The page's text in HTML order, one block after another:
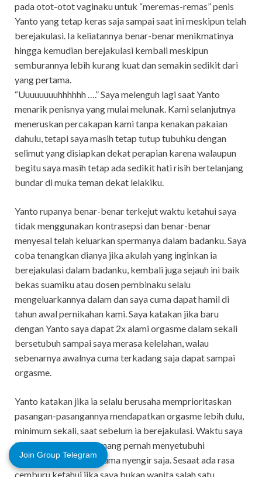
pada otot-otot vaginaku untuk “meremas-remas” penis
Yanto yang tetap keras saja sampai saat ini meskipun telah
berejakulasi. Ia keliatannya benar-benar menikmatinya
hingga kemudian berejakulasi kembali meskipun
semburannya lebih kurang kuat dan semakin sedikit dari
yang pertama.
“Uuuuuuuuhhhhhh ….” Saya melenguh lagi saat Yanto
menarik penisnya yang mulai melunak. Kami selanjutnya
meneruskan percakapan kami tanpa kenakan pakaian
dahulu, tetapi saya masih tetap tutup tubuhku dengan
selimut yang disiapkan dekat perapian karena walaupun
begitu saya masih tetap ada sedikit hati risih bertelanjang
bundar di muka teman dekat lelakiku.
Yanto rupanya benar-benar terkejut waktu ketahui saya
tidak menggunakan kontrasepsi dan benar-benar
menyesal telah keluarkan spermanya dalam badanku. Saya
coba tenangkan dianya jika akulah yang inginkan ia
berejakulasi dalam badanku, kembali juga sejauh ini baik
bekas suamiku atau dosen pembinaku selalu
mengeluarkannya dalam dan saya cuma dapat hamil di
tahun awal pernikahan kami. Saya katakan jika baru
dengan Yanto saya dapat 2x alami orgasme dalam sekali
bersetubuh sampai saya merasa kelelahan, walau
sebenarnya awalnya cuma terkadang saja dapat sampai
orgasme.
Yanto katakan jika ia selalu berusaha memprioritaskan
pasangan-pasangannya mendapatkan orgasme lebih dulu,
minimum sekali, saat sebelum ia berejakulasi. Waktu saya
kembali bertanya memang pernah menyetubuhi
berapakah wanita, ia cuma nyengir saja. Sesaat ada rasa
cemburu ketahui jika saya bukan wanita salah satu
Join Group Telegram